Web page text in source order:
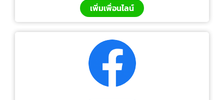
เพิ่มเพื่อนไลน์